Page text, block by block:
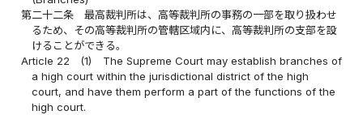
第二十二条
最高裁判所は、高等裁判所の事務の一部を取り扱わせ
るため、その高等裁判所の管轄区域内に、高等裁判所の支部を設
けることができる。
Article 22
(1)
The Supreme Court may establish branches of
a high court within the jurisdictional district of the high
court, and have them perform a part of the functions of the
high court.